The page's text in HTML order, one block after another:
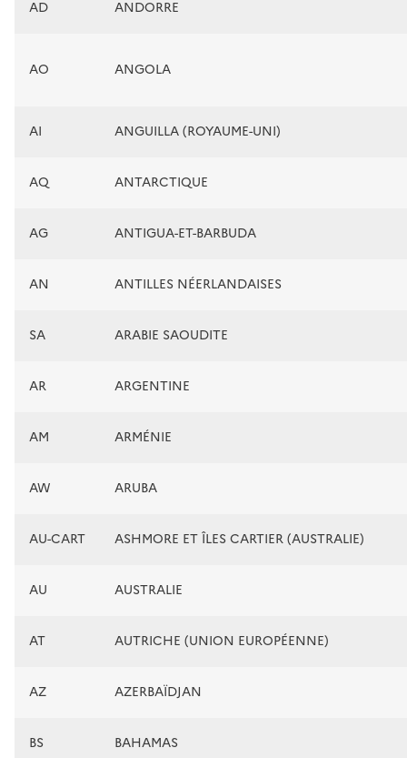
AD ANDORRE
AO ANGOLA
AI ANGUILLA (ROYAUME-UNI)
AQ ANTARCTIQUE
AG ANTIGUA-ET-BARBUDA
AN ANTILLES NÉERLANDAISES
SA ARABIE SAOUDITE
AR ARGENTINE
AM ARMÉNIE
AW ARUBA
AU-CART ASHMORE ET ÎLES CARTIER (AUSTRALIE)
AU AUSTRALIE
AT AUTRICHE (UNION EUROPÉENNE)
AZ AZERBAÏDJAN
BS BAHAMAS